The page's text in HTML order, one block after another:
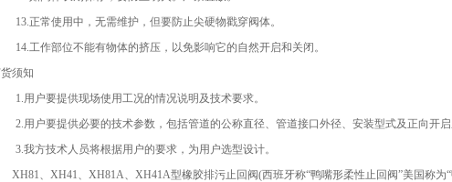
13.正常使用中，无需维护，但要防止尖硬物戳穿阀体。
14.工作部位不能有物体的挤压，以免影响它的自然开启和关闭。
须知
1.用户要提供现场使用工况的情况说明及技术要求。
2.用户要提供必要的技术参数，包括管道的公称直径、管道接口外径、安装型式及正向开启
3.我方技术人员将根据用户的要求，为用户选型设计。
、XH41、XH81A、XH41A型橡胶排污止回阀(西班牙称“鸭嘴形柔性止回阀”美国称为“